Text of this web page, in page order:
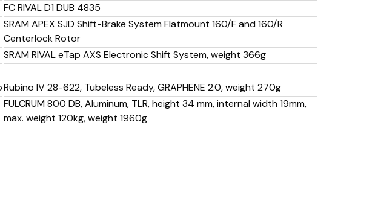
FC RIVAL D1 DUB 4835
SRAM APEX SJD Shift-Brake System Flatmount 160/F and 160/R
Centerlock Rotor
SRAM RIVAL eTap AXS Electronic Shift System, weight 366g
Rubino IV 28-622, Tubeless Ready, GRAPHENE 2.0, weight 270g
FULCRUM 800 DB, Aluminum, TLR, height 34 mm, internal width 19mm,
max. weight 120kg, weight 1960g